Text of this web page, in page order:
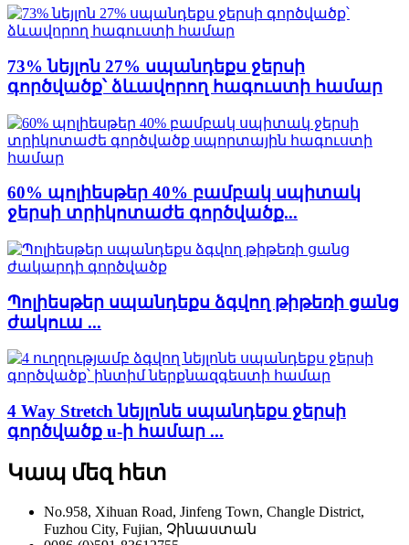
73% նեյլոն 27% սպանդեքս ջերսի
գործվածք՝ ձևավորող հագուստի համար
60% պոլիեսթեր 40% բամբակ սպիտակ
ջերսի տրիկոտաժե գործվածք...
Պոլիեսթեր սպանդեքս ձգվող թիթեռի ցանց
ժակուա ...
4 Way Stretch նեյլոնե սպանդեքս ջերսի
գործվածք u-ի համար ...
Կապ մեզ հետ
No.958, Xihuan Road, Jinfeng Town, Changle District,
Fuzhou City, Fujian, Չինաստան